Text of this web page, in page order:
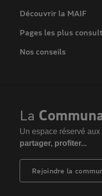
Découvrir la MAIF
Pages les plus
Nos conseils
La
Un espace réservé
partager, profiter...
Rejoindre la